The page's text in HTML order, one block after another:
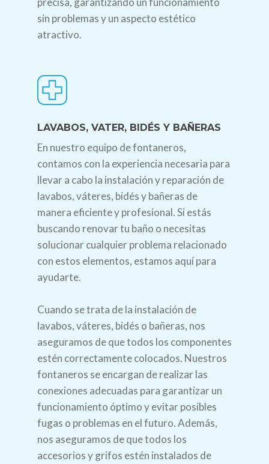
sin problemas y un aspecto estético
atractivo.
LAVABOS, VATER, BIDÉS Y BAÑERAS
En nuestro equipo de fontaneros,
contamos con la experiencia necesaria para
llevar a cabo la instalación y reparación de
lavabos, váteres, bidés y bañeras de
manera eficiente y profesional. Si estás
buscando renovar tu baño o necesitas
solucionar cualquier problema relacionado
con estos elementos, estamos aquí para
ayudarte.
Cuando se trata de la instalación de
lavabos, váteres, bidés o bañeras, nos
aseguramos de que todos los componentes
estén correctamente colocados. Nuestros
fontaneros se encargan de realizar las
conexiones adecuadas para garantizar un
funcionamiento óptimo y evitar posibles
fugas o problemas en el futuro. Además,
nos aseguramos de que todos los
accesorios y grifos estén instalados de